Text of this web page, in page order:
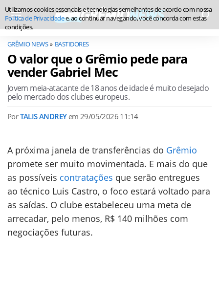
GRÊMIO NEWS BASTIDORES
O valor que o Grêmio pede para
vender Gabriel Mec
Jovem meia-atacante de 18 anos de idade é muito desejado
pelo mercado dos clubes europeus.
PorTALIS ANDREYem29/05/2026 11:14
A próxima janela de transferências do Grêmio
promete ser muito movimentada. E mais do que
as possíveis contratações que serão entregues
ao técnico Luis Castro, o foco estará voltado para
as saídas. O clube estabeleceu uma meta de
arrecadar, pelo menos, R$ 140 milhões com
negociações futuras.
Utilizamos cookies essenciais e tecnologias semelhantes de acordo com nossa
Política de Privacidadee, ao continuar navegando, você concorda com estas
condições.